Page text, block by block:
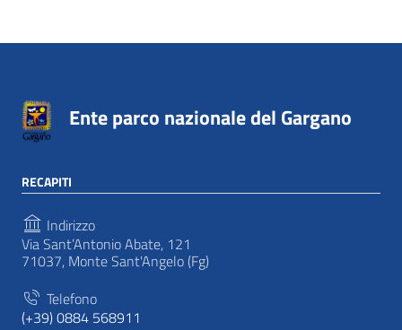
Ente parco nazionale del Gargano
RECAPITI
Indirizzo
Via Sant’Antonio Abate, 121
71037, Monte Sant'Angelo (Fg)
Telefono
(+39) 0884 568911